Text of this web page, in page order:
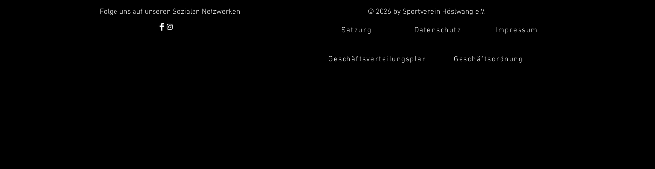
Folge uns auf unseren Sozialen Netzwerken © 2026 by Sportverein Höslwang e.V.
Satzung Datenschutz Impressum
Geschäftsverteilungsplan Geschäftsordnung